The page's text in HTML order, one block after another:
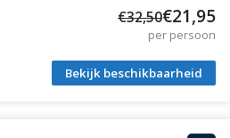
€32,50€21,95
per persoon
Bekijk beschikbaarheid